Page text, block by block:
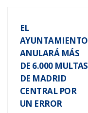
EL
AYUNTAMIENTO
ANULARÁ MÁS
DE 6.000 MULTAS
DE MADRID
CENTRAL POR
UN ERROR